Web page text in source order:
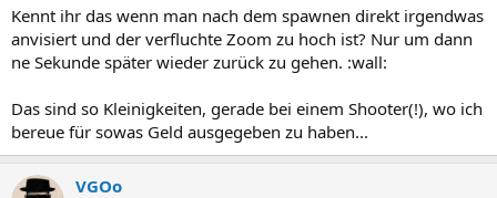
Kennt ihr das wenn man nach dem spawnen direkt irgendwas
anvisiert und der verfluchte Zoom zu hoch ist? Nur um dann
ne Sekunde später wieder zurück zu gehen. :wall:
Das sind so Kleinigkeiten, gerade bei einem Shooter(!), wo ich
bereue für sowas Geld ausgegeben zu haben...
VGOo